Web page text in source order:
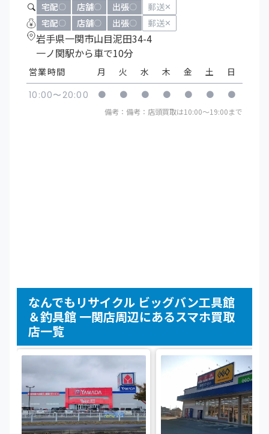
宅配〇 店舗〇 出張〇 郵送✕
宅配〇 店舗〇 出張〇 郵送✕
岩手県一関市山目泥田34-4
一ノ関駅から車で10分
営業時間
10:00〜20:00
月
●
火
●
水
●
木
●
金
●
土
●
日
●
備考：備考：店頭買取は10:00〜19:00まで
なんでもリサイクル ビッグバン工具館
＆釣具館 一関店周辺にあるスマホ買取
店一覧